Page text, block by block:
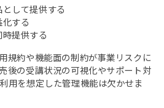
して提供する
する
提供する
規約や機能面の制約が事業リスクに
後の受講状況の可視化やサポート対
用を想定した管理機能は欠かせま